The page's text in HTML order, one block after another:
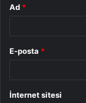
Ad *
E-posta *
İnternet sitesi